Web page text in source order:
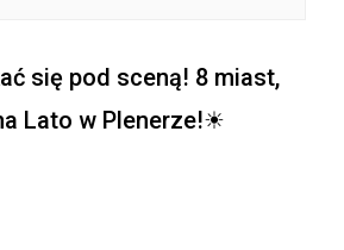
się pod sceną! 8 miast,
Lato w Plenerze!☀